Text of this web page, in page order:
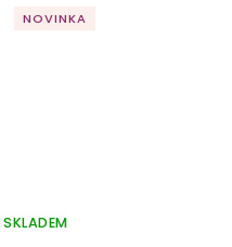
NOVINKA
SKLADEM